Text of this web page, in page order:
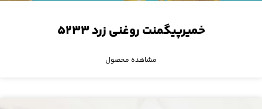
خمیرپیگمنت روغنی زرد ۵۲۳۳
مشاهده محصول